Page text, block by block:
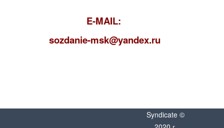
E-MAIL:
sozdanie-msk@yandex.ru
Syndicate ©